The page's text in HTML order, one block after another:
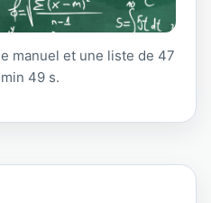
manuel et une liste de 47
49 s.